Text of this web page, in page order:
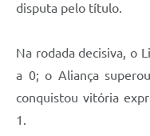
disputa pelo título.
Na rodada decisiva, o
a 0; o Aliança
conquistou vitória
1.